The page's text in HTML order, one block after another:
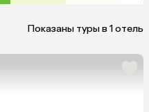
Показаны туры в 1 отель